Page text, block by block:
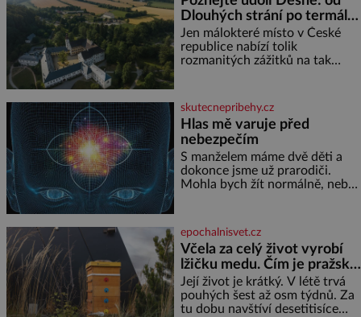
a specifické potřeby dítěte. Pro
nejmenší je klíčová
jednoduchost, měkkost a
bezpečí, proto by pokoj
miminka měl působit především
Dlouhých strání po termální
prameny
Jen málokteré místo v České
republice nabízí tolik
rozmanitých zážitků na tak
jediného dne můžete
nahlédnout do útrob jedné z
nejvýznamnějších vodních
elektráren v Evropě, vydat se na
horské hřebeny, projet se na
koloběžce a den zakončit
poznáváním památek ve
skutecnepribehy.cz
Hlas mě varuje před
nebezpečím
S manželem máme dvě děti a
dokonce jsme už prarodiči.
Mohla bych žít normálně, nebýt
mzdová účetní a konec měsíce
je pro mě vždy velice psychicky
náročným obdobím. Od té
chvíle, co máme vnoučata, mi
dcera čím dál častěji volá o
pomoc, co se hlídání týče. Dalo
by se
epochalnisvet.cz
Včela za celý život vyrobí
lžičku medu. Čím je pražský
med ze střech tak ceněný?
Její život je krátký. V létě trvá
pouhých šest až osm týdnů. Za
tu dobu navštíví desetitisíce